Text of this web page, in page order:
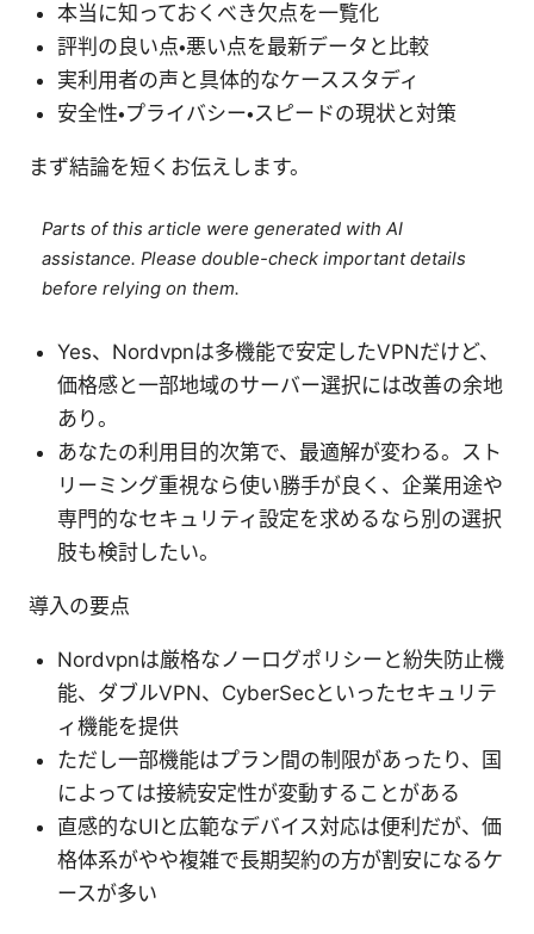
本当に知っておくべき欠点を一覧化
評判の良い点・悪い点を最新データと比較
実利用者の声と具体的なケーススタディ
安全性・プライバシー・スピードの現状と対策
まず結論を短くお伝えします。
Parts of this article were generated with AI
assistance. Please double-check important details
before relying on them.
Yes、Nordvpnは多機能で安定したVPNだけど、
価格感と一部地域のサーバー選択には改善の余地
あり。
あなたの利用目的次第で、最適解が変わる。スト
リーミング重視なら使い勝手が良く、企業用途や
専門的なセキュリティ設定を求めるなら別の選択
肢も検討したい。
導入の要点
Nordvpnは厳格なノーログポリシーと紛失防止機
能、ダブルVPN、CyberSecといったセキュリテ
ィ機能を提供
ただし一部機能はプラン間の制限があったり、国
によっては接続安定性が変動することがある
直感的なUIと広範なデバイス対応は便利だが、価
格体系がやや複雑で長期契約の方が割安になるケ
ースが多い